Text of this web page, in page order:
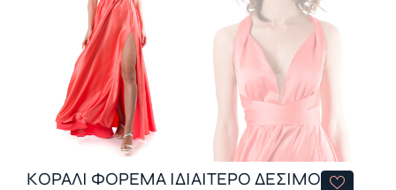
ΚΟΡΑΛΙ ΦΟΡΕΜΑ ΙΔΙΑΙΤΕΡΟ ΔΕΣΙΜΟ